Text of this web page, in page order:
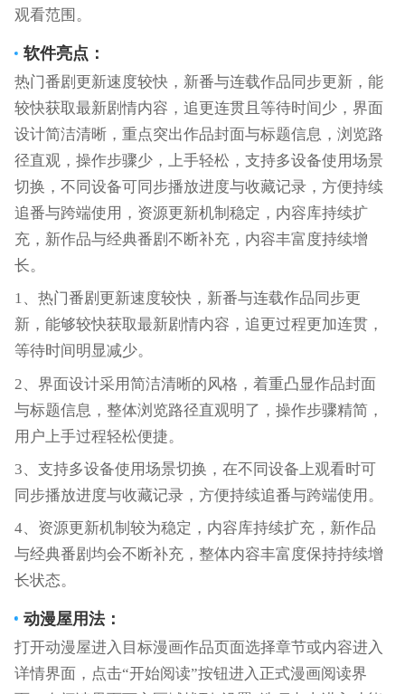
观看范围。
软件亮点：
热门番剧更新速度较快，新番与连载作品同步更新，能
较快获取最新剧情内容，追更连贯且等待时间少，界面
设计简洁清晰，重点突出作品封面与标题信息，浏览路
径直观，操作步骤少，上手轻松，支持多设备使用场景
切换，不同设备可同步播放进度与收藏记录，方便持续
追番与跨端使用，资源更新机制稳定，内容库持续扩
充，新作品与经典番剧不断补充，内容丰富度持续增
长。
1、热门番剧更新速度较快，新番与连载作品同步更
新，能够较快获取最新剧情内容，追更过程更加连贯，
等待时间明显减少。
2、界面设计采用简洁清晰的风格，着重凸显作品封面
与标题信息，整体浏览路径直观明了，操作步骤精简，
用户上手过程轻松便捷。
3、支持多设备使用场景切换，在不同设备上观看时可
同步播放进度与收藏记录，方便持续追番与跨端使用。
4、资源更新机制较为稳定，内容库持续扩充，新作品
与经典番剧均会不断补充，整体内容丰富度保持持续增
长状态。
动漫屋用法：
打开动漫屋进入目标漫画作品页面选择章节或内容进入
详情界面，点击“开始阅读”按钮进入正式漫画阅读界